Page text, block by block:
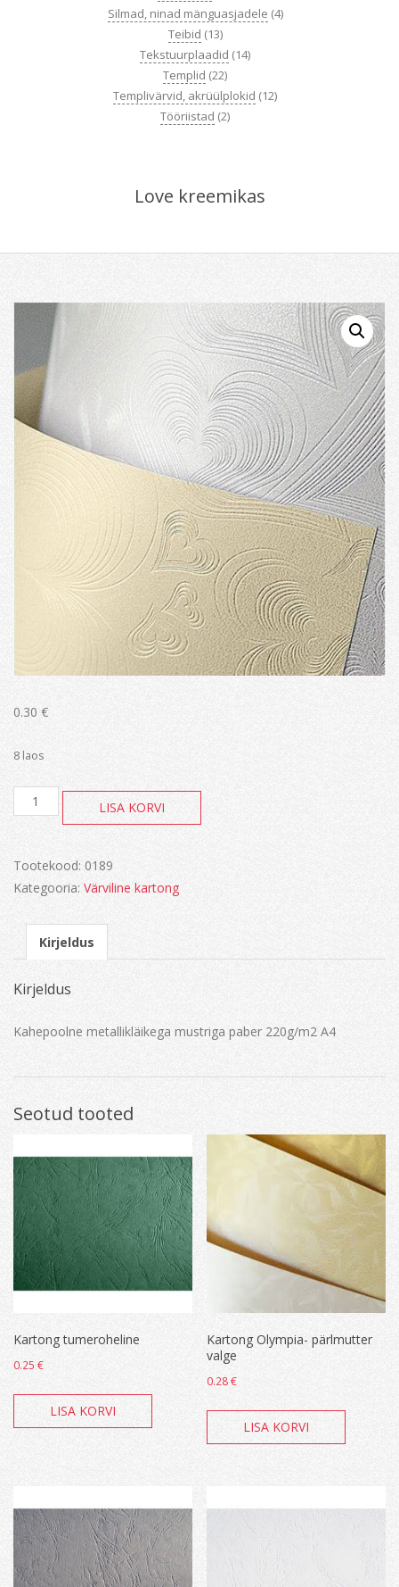
Silmad, ninad mänguasjadele (4)
Teibid (13)
Tekstuurplaadid (14)
Templid (22)
Templivärvid, akrüülplokid (12)
Tööriistad (2)
Love kreemikas
0.30 €
8 laos
Love
kreemikas
LISA KORVI
Tootekood: 0189
Kategooria: Värviline kartong
Kirjeldus
Kirjeldus
Kahepoolne metallikläikega mustriga paber 220g/m2 A4
Seotud tooted
Kartong tumeroheline
0.25 €
LISA KORVI
Kartong Olympia- pärlmutter
valge
0.28€
LISA KORVI